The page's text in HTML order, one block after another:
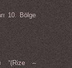
10. Bölge
“(Rize –